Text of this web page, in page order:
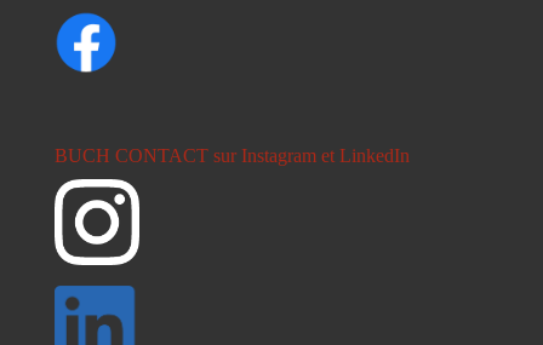
BUCH CONTACT sur Instagram et LinkedIn